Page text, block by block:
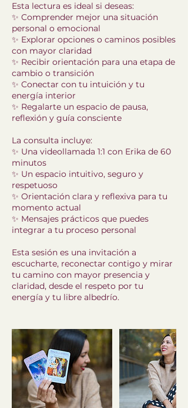
Esta lectura es ideal si deseas:
✨ Comprender mejor una situación
personal o emocional
✨ Explorar opciones o caminos posibles
con mayor claridad
✨ Recibir orientación para una etapa de
cambio o transición
✨ Conectar con tu intuición y tu
energía interior
✨ Regalarte un espacio de pausa,
reflexión y guía consciente
La consulta incluye:
✨ Una videollamada 1:1 con Erika de 60
minutos
✨ Un espacio intuitivo, seguro y
respetuoso
✨ Orientación clara y reflexiva para tu
momento actual
✨ Mensajes prácticos que puedes
integrar a tu proceso personal
Esta sesión es una invitación a
escucharte, reconectar contigo y mirar
tu camino con mayor presencia y
claridad, desde el respeto por tu
energía y tu libre albedrío.